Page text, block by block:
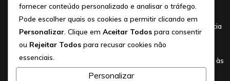
Benfica: Estrada do Benfica, sentido
Futungo, no Hotel D&D (ao lado da Agência
do banco Atlântico).
Viana: Estrada do Calumbo/Zango, frente às
bombas da Sonangol. Conhecida pela
fornecer conteúdo personalizado e analisar o tráfego.
Pode escolher quais os cookies a permitir clicando em
Personalizar. Clique em Aceitar Todos para consentir
ou Rejeitar Todos para recusar cookies não
essenciais.
Personalizar